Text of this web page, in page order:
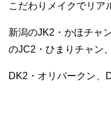
こだわりメイクでリア
新潟のJK2・かほチャ
のJC2・ひまりチャン、
DK2・オリバークン、